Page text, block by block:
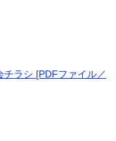
ラシ [PDFファイル／